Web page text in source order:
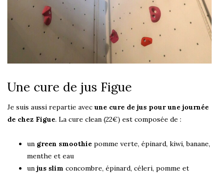
Une cure de jus Figue
Je suis aussi repartie avec une cure de jus pour une journée
de chez Figue. La cure clean (22€) est composée de :
un green smoothie pomme verte, épinard, kiwi, banane,
menthe et eau
un jus slim concombre, épinard, céleri, pomme et